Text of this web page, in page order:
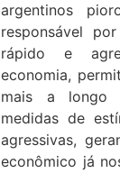
argentinos
responsável
rápido e
economia,
mais a longo
medidas de
agressivas,
econômico já